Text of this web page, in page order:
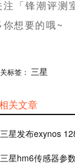
注「锋潮评
你想要的哦~
标签： 三星
享 赞
关文章
三星发布exynos 1280处理器
三星hm6传感器参